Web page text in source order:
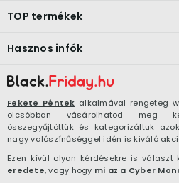
Fekete Péntek alkalmával rengeteg
olcsóbban vásárolhatod meg
összegyűjtöttük és kategorizáltuk
nagy valószínűséggel idén is kiváló
Ezen kívül olyan kérdésekre is választ
eredete, vagy hogy mi az a Cyber
TOP termékek
Hasznos infók